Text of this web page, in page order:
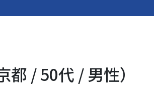
/ 50代 / 男性）